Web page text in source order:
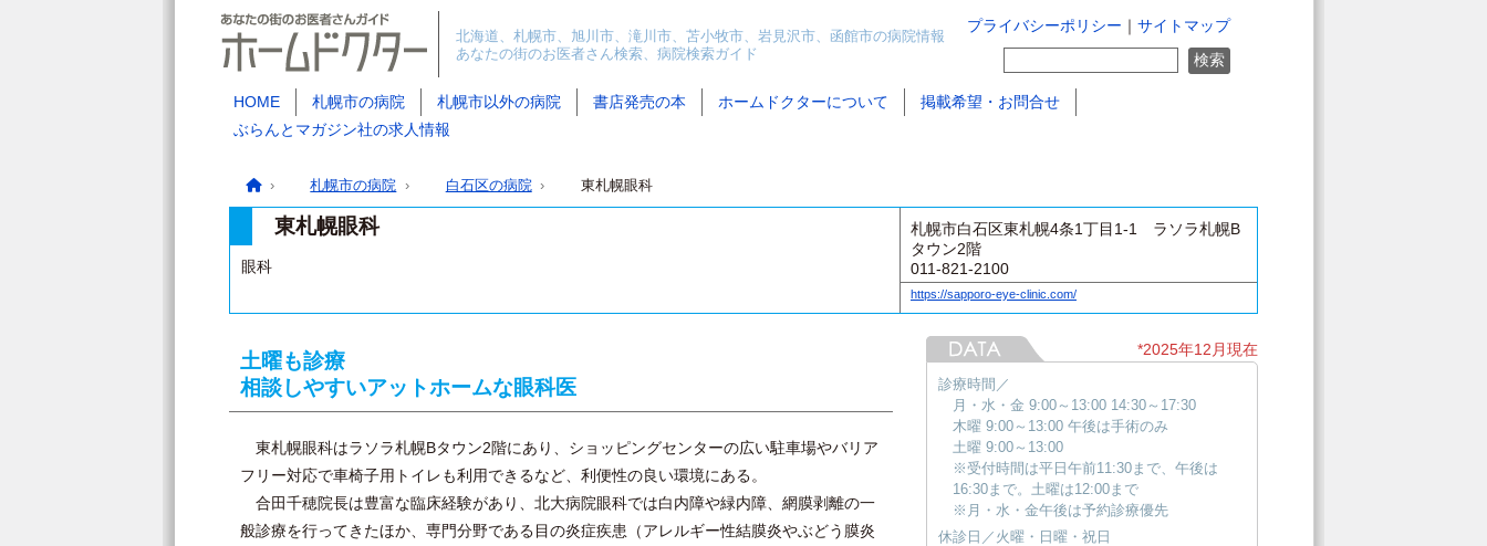
プライバシーポリシー サイトマップ
北海道、札幌市、旭川市、滝川市、苫小牧市、岩見沢市、函館市の病院情報
あなたの街のお医者さん検索、病院検索ガイド
HOME 札幌市の病院 札幌市以外の病院 書店発売の本 ホームドクターについて
掲載希望・お問合せ
ぶらんとマガジン社の求人情報
札幌市の病院 白石区の病院 東札幌眼科
東札幌眼科
眼科
札幌市白石区東札幌4条1丁目1-1 ラソラ札幌B
タウン2階
011-821-2100
https://sapporo-eye-clinic.com/
土曜も診療
相談しやすいアットホームな眼科医
東札幌眼科はラソラ札幌Bタウン2階にあり、ショッピングセンターの広い駐車場やバリア
フリー対応で車椅子用トイレも利用できるなど、利便性の良い環境にある。
合田千穂院長は豊富な臨床経験があり、北大病院眼科では白内障や緑内障、網膜剥離の一
般診療を行ってきたほか、専門分野である目の炎症疾患（アレルギー性結膜炎やぶどう膜炎
*2025年12月現在
診療時間／
月・水・金 9:00～13:00 14:30～17:30
木曜 9:00～13:00 午後は手術のみ
土曜 9:00～13:00
※受付時間は平日午前11:30まで、午後は
16:30まで。土曜は12:00まで
※月・水・金午後は予約診療優先
休診日／火曜・日曜・祝日